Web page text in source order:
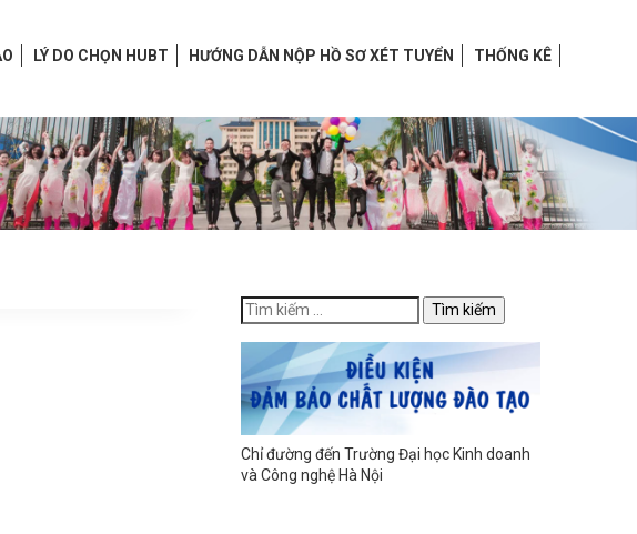
LÝ DO CHỌN HUBT HƯỚNG DẪN NỘP HỒ SƠ XÉT TUYỂN
THỐNG KÊ
Chỉ đường đến Trường Đại học Kinh doanh
và Công nghệ Hà Nội